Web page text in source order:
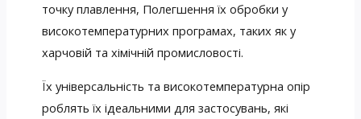
точку плавлення, Полегшення їх обробки у
високотемпературних програмах, таких як у
харчовій та хімічній промисловості.
Їх універсальність та високотемпературна опір
роблять їх ідеальними для застосувань, які